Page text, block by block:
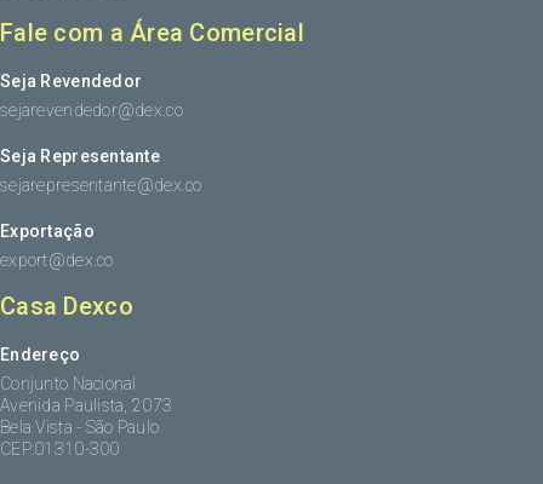
Fale com a Área Comercial
Seja Revendedor
sejarevendedor@dex.co
Seja Representante
sejarepresentante@dex.co
Exportação
export@dex.co
Casa Dexco
Endereço
Conjunto Nacional
Avenida Paulista, 2073
Bela Vista - São Paulo
CEP:01310-300